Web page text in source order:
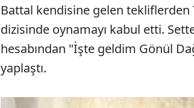
Battal kendisine gelen tekliflerden
dizisinde oynamayı kabul etti.
hesabından "İşte geldim Gönül
yaplaştı.